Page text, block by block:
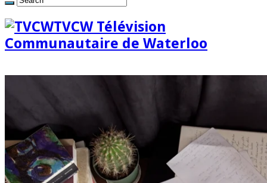
TVCW Télévision
Communautaire de Waterloo